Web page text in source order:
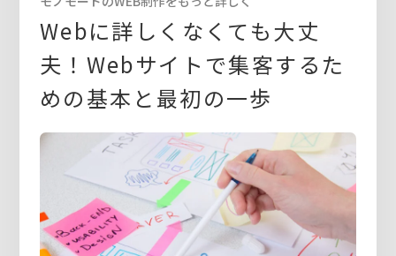
Webに詳しくなくても大丈
夫！Webサイトで集客するた
めの基本と最初の一歩